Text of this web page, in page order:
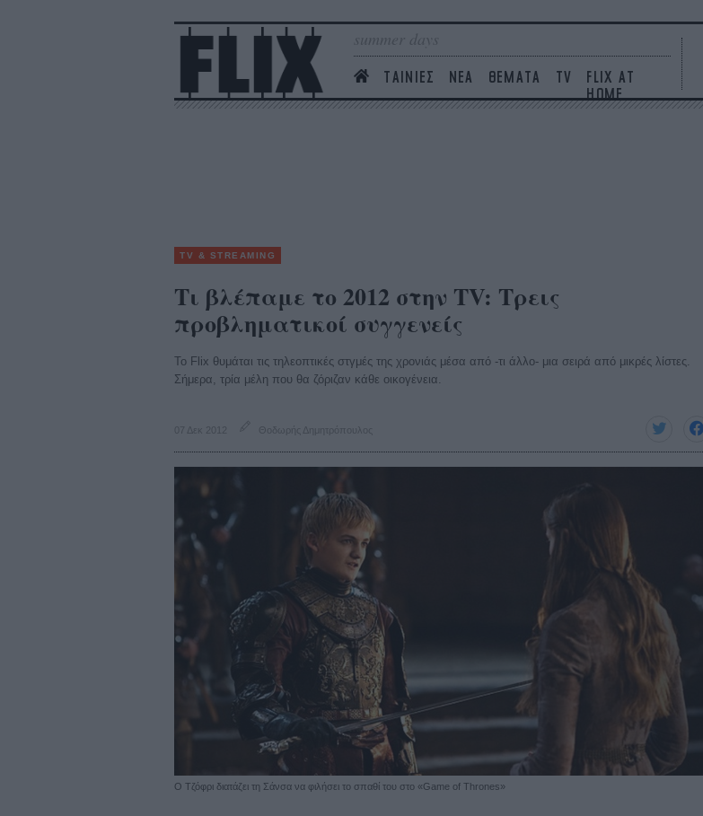
summer days
ΤΑΙΝΙΕΣ ΝΕΑ ΘΕΜΑΤΑ TV
FLIX AT
HOME
TV & STREAMING
Τι βλέπαμε το 2012 στην TV: Τρεις
προβληματικοί συγγενείς
Το Flix θυμάται τις τηλεοπτικές στγμές της χρονιάς μέσα από -τι άλλο- μια σειρά από μικρές λίστες.
Σήμερα, τρία μέλη που θα ζόριζαν κάθε οικογένεια.
07 Δεκ 2012 Θοδωρής Δημητρόπουλος
Ο Τζόφρι διατάζει τη Σάνσα να φιλήσει το σπαθί του στο «Game of Thrones»